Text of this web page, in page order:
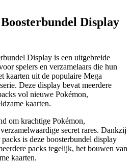
Display
Display is een uitgebreide
spelers en verzamelaars die hun
kaarten uit de populaire Mega
Deze display bevat meerdere
vol nieuwe Pokémon,
kaarten.
om krachtige Pokémon,
secret rares. Dankzij
is deze boosterbundel display
packs tegelijk, het bouwen van
kaarten.